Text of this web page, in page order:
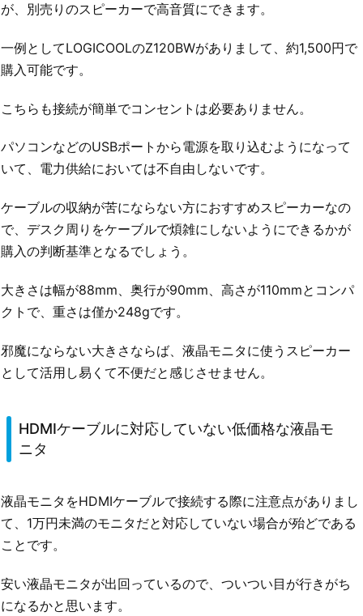
が、別売りのスピーカーで高音質にできます。
一例としてLOGICOOLのZ120BWがありまして、約1,500円で
購入可能です。
こちらも接続が簡単でコンセントは必要ありません。
パソコンなどのUSBポートから電源を取り込むようになって
いて、電力供給においては不自由しないです。
ケーブルの収納が苦にならない方におすすめスピーカーなの
で、デスク周りをケーブルで煩雑にしないようにできるかが
購入の判断基準となるでしょう。
大きさは幅が88mm、奥行が90mm、高さが110mmとコンパ
クトで、重さは僅か248gです。
邪魔にならない大きさならば、液晶モニタに使うスピーカー
として活用し易くて不便だと感じさせません。
HDMIケーブルに対応していない低価格な液晶モ
ニタ
液晶モニタをHDMIケーブルで接続する際に注意点がありまし
て、1万円未満のモニタだと対応していない場合が殆どである
ことです。
安い液晶モニタが出回っているので、ついつい目が行きがち
になるかと思います。